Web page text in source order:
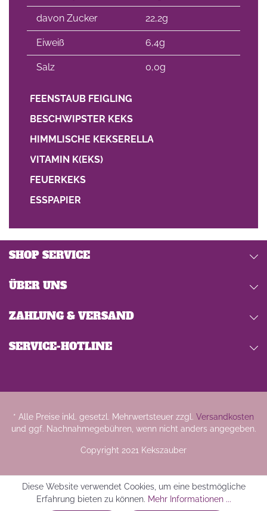
davon Zucker 22,2g
Eiweiß 6,4g
Salz 0,0g
FEENSTAUB FEIGLING
BESCHWIPSTER KEKS
HIMMLISCHE KEKSERELLA
VITAMIN K(EKS)
FEUERKEKS
ESSPAPIER
SERVICE-HOTLINE
SHOP SERVICE
ÜBER UNS
ZAHLUNG & VERSAND
* Alle Preise inkl. gesetzl. Mehrwertsteuer zzgl. Versandkosten
und ggf. Nachnahmegebühren, wenn nicht anders angegeben.
Copyright 2021 Kekszauber
Diese Website verwendet Cookies, um eine bestmögliche
Erfahrung bieten zu können. Mehr Informationen ...